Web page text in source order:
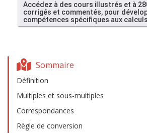
Accédez à des cours illustrés et à
corrigés et commentés, pour
compétences spécifiques aux
Sommaire
Définition
Multiples et sous-multiples
Correspondances
Règle de conversion